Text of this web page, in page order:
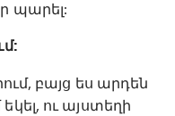
պարել:
բայց ես արդեն
ու այստեղի